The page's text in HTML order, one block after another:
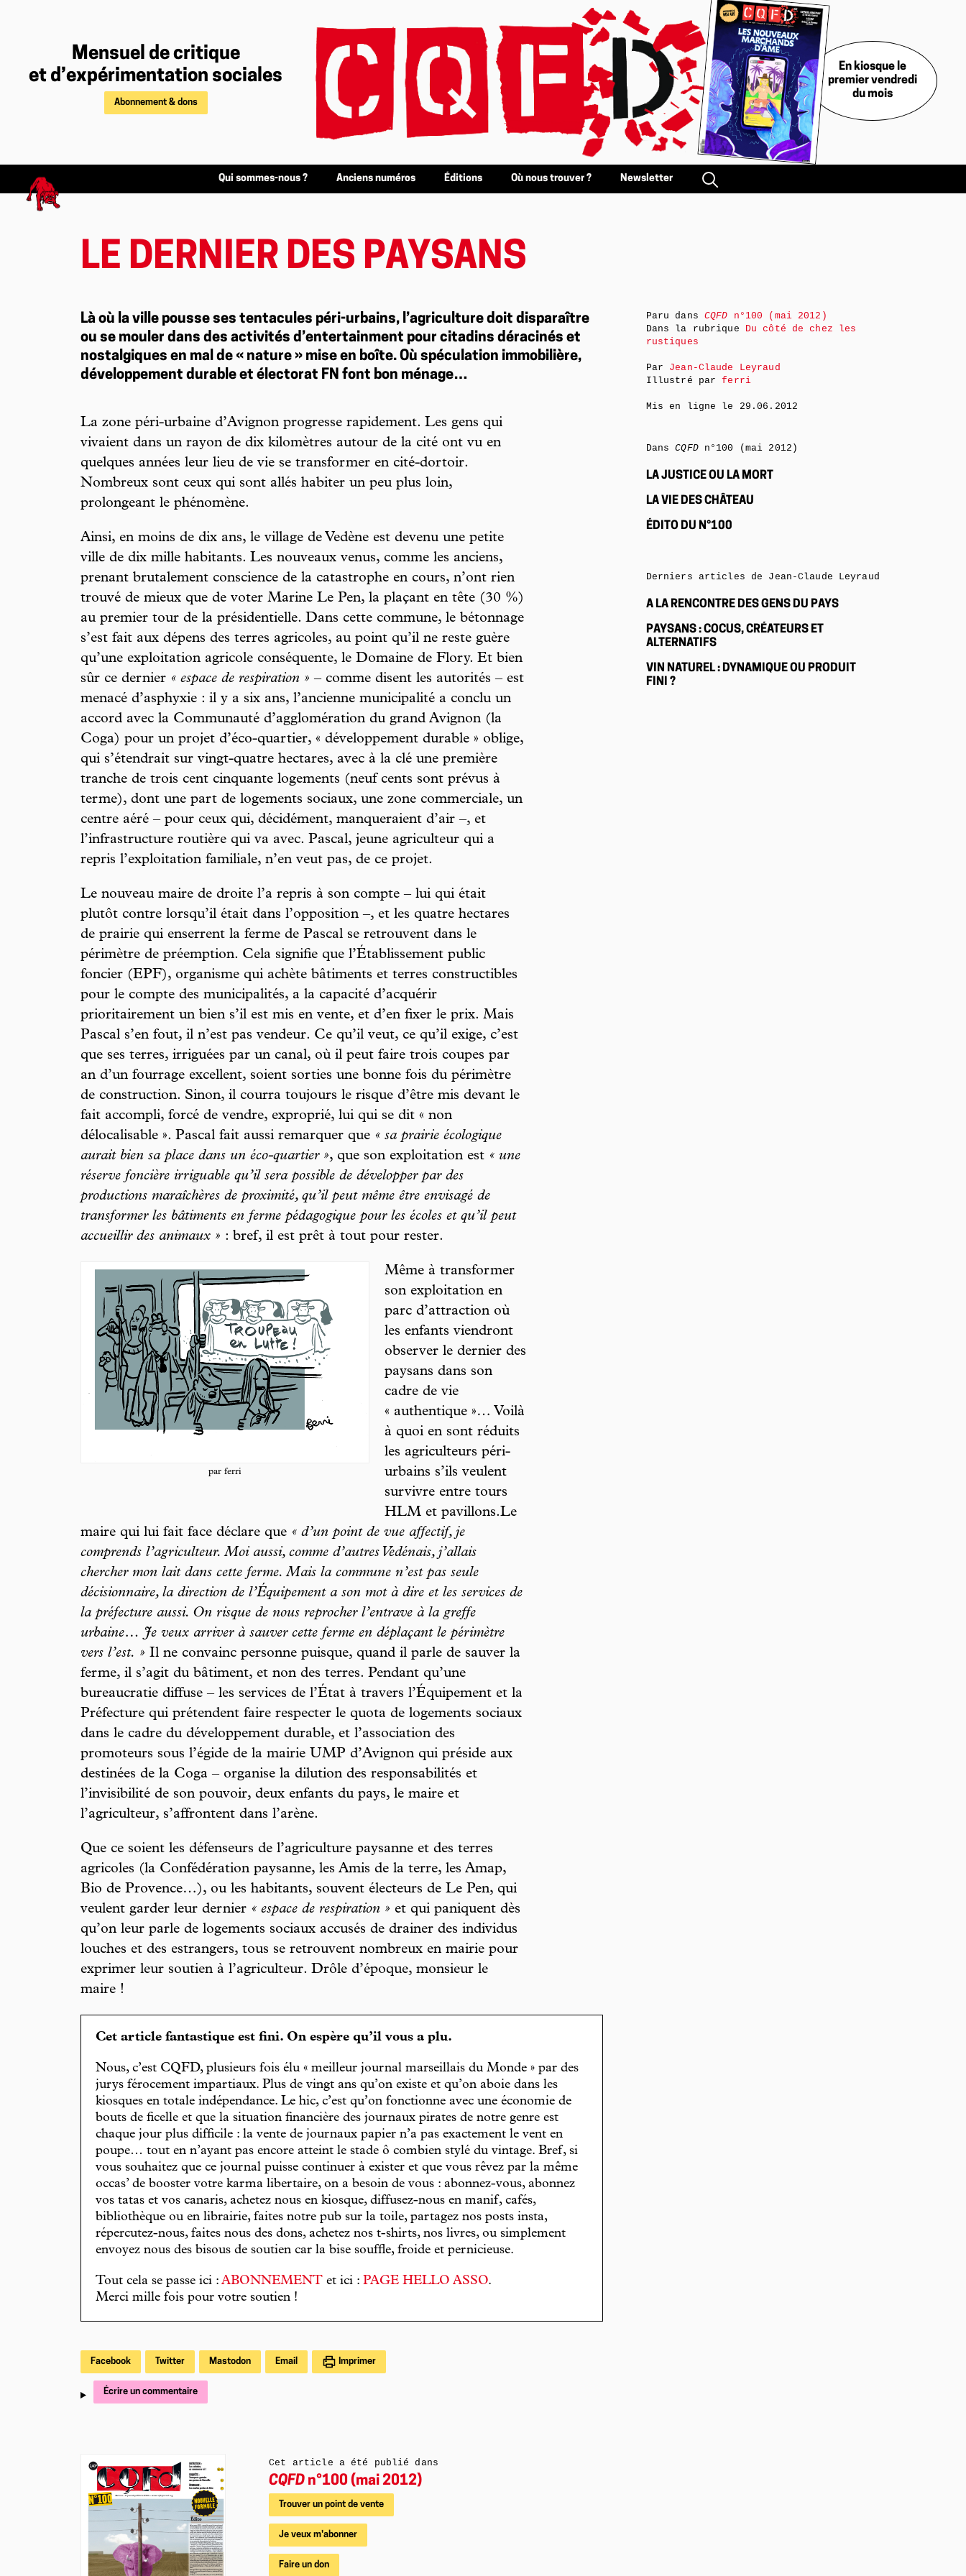
Mensuel de critique
et d’expérimentation sociales
Abonnement & dons
En kiosque le
premier vendredi
du mois
Qui sommes-nous ? Anciens numéros Éditions Où nous trouver ? Newsletter
LE DERNIER DES PAYSANS
Là où la ville pousse ses tentacules péri-urbains, l’agriculture doit disparaître
ou se mouler dans des activités d’entertainment pour citadins déracinés et
nostalgiques en mal de « nature » mise en boîte. Où spéculation immobilière,
développement durable et électorat FN font bon ménage…
La zone péri-urbaine d’Avignon progresse rapidement. Les gens qui
vivaient dans un rayon de dix kilomètres autour de la cité ont vu en
quelques années leur lieu de vie se transformer en cité-dortoir.
Nombreux sont ceux qui sont allés habiter un peu plus loin,
prolongeant le phénomène.
Ainsi, en moins de dix ans, le village de Vedène est devenu une petite
ville de dix mille habitants. Les nouveaux venus, comme les anciens,
prenant brutalement conscience de la catastrophe en cours, n’ont rien
trouvé de mieux que de voter Marine Le Pen, la plaçant en tête (30 %)
au premier tour de la présidentielle. Dans cette commune, le bétonnage
s’est fait aux dépens des terres agricoles, au point qu’il ne reste guère
qu’une exploitation agricole conséquente, le Domaine de Flory. Et bien
sûr ce dernier « espace de respiration »– comme disent les autorités – est
menacé d’asphyxie : il y a six ans, l’ancienne municipalité a conclu un
accord avec la Communauté d’agglomération du grand Avignon (la
Coga) pour un projet d’éco-quartier, « développement durable » oblige,
qui s’étendrait sur vingt-quatre hectares, avec à la clé une première
tranche de trois cent cinquante logements (neuf cents sont prévus à
terme), dont une part de logements sociaux, une zone commerciale, un
centre aéré – pour ceux qui, décidément, manqueraient d’air –, et
l’infrastructure routière qui va avec. Pascal, jeune agriculteur qui a
repris l’exploitation familiale, n’en veut pas, de ce projet.
Le nouveau maire de droite l’a repris à son compte – lui qui était
plutôt contre lorsqu’il était dans l’opposition –, et les quatre hectares
de prairie qui enserrent la ferme de Pascal se retrouvent dans le
périmètre de préemption. Cela signifie que l’Établissement public
foncier (EPF), organisme qui achète bâtiments et terres constructibles
pour le compte des municipalités, a la capacité d’acquérir
prioritairement un bien s’il est mis en vente, et d’en fixer le prix. Mais
Pascal s’en fout, il n’est pas vendeur. Ce qu’il veut, ce qu’il exige, c’est
que ses terres, irriguées par un canal, où il peut faire trois coupes par
an d’un fourrage excellent, soient sorties une bonne fois du périmètre
de construction. Sinon, il courra toujours le risque d’être mis devant le
fait accompli, forcé de vendre, exproprié, lui qui se dit « non
délocalisable ». Pascal fait aussi remarquer que « sa prairie écologique
aurait bien sa place dans un éco-quartier », que son exploitation est « une
réserve foncière irriguable qu’il sera possible de développer par des
productions maraîchères de proximité, qu’il peut même être envisagé de
transformer les bâtiments en ferme pédagogique pour les écoles et qu’il peut
accueillir des animaux » : bref, il est prêt à tout pour rester.
par ferri
Même à transformer
son exploitation en
parc d’attraction où
les enfants viendront
observer le dernier des
paysans dans son
cadre de vie
« authentique »… Voilà
à quoi en sont réduits
les agriculteurs péri-
urbains s’ils veulent
survivre entre tours
HLM et pavillons.Le
maire qui lui fait face déclare que « d’un point de vue affectif, je
comprends l’agriculteur. Moi aussi, comme d’autres Vedénais, j’allais
chercher mon lait dans cette ferme. Mais la commune n’est pas seule
décisionnaire, la direction de l’Équipement a son mot à dire et les services de
la préfecture aussi. On risque de nous reprocher l’entrave à la greffe
urbaine… Je veux arriver à sauver cette ferme en déplaçant le périmètre
vers l’est. » Il ne convainc personne puisque, quand il parle de sauver la
ferme, il s’agit du bâtiment, et non des terres. Pendant qu’une
bureaucratie diffuse – les services de l’État à travers l’Équipement et la
Préfecture qui prétendent faire respecter le quota de logements sociaux
dans le cadre du développement durable, et l’association des
promoteurs sous l’égide de la mairie UMP d’Avignon qui préside aux
destinées de la Coga – organise la dilution des responsabilités et
l’invisibilité de son pouvoir, deux enfants du pays, le maire et
l’agriculteur, s’affrontent dans l’arène.
Que ce soient les défenseurs de l’agriculture paysanne et des terres
agricoles (la Confédération paysanne, les Amis de la terre, les Amap,
Bio de Provence…), ou les habitants, souvent électeurs de Le Pen, qui
veulent garder leur dernier « espace de respiration » et qui paniquent dès
qu’on leur parle de logements sociaux accusés de drainer des individus
louches et des estrangers, tous se retrouvent nombreux en mairie pour
exprimer leur soutien à l’agriculteur. Drôle d’époque, monsieur le
maire !
Cet article fantastique est fini. On espère qu’il vous a plu.
Nous, c’est CQFD, plusieurs fois élu « meilleur journal marseillais du Monde » par des
jurys férocement impartiaux. Plus de vingt ans qu’on existe et qu’on aboie dans les
kiosques en totale indépendance. Le hic, c’est qu’on fonctionne avec une économie de
bouts de ficelle et que la situation financière des journaux pirates de notre genre est
chaque jour plus difficile : la vente de journaux papier n’a pas exactement le vent en
poupe… tout en n’ayant pas encore atteint le stade ô combien stylé du vintage. Bref, si
vous souhaitez que ce journal puisse continuer à exister et que vous rêvez par la même
occas’ de booster votre karma libertaire, on a besoin de vous : abonnez-vous, abonnez
vos tatas et vos canaris, achetez nous en kiosque, diffusez-nous en manif, cafés,
bibliothèque ou en librairie, faites notre pub sur la toile, partagez nos posts insta,
répercutez-nous, faites nous des dons, achetez nos t-shirts, nos livres, ou simplement
envoyez nous des bisous de soutien car la bise souffle, froide et pernicieuse.
Tout cela se passe ici : ABONNEMENT et ici : PAGE HELLO ASSO.
Merci mille fois pour votre soutien !
Facebook Twitter Mastodon Email Imprimer
Écrire un commentaire
Cet article a été publié dans
CQFD n°100 (mai 2012)
Trouver un point de vente
Je veux m'abonner
Faire un don
Paru dans CQFD n°100 (mai 2012)
Dans la rubrique Du côté de chez les
rustiques
Par Jean-Claude Leyraud
Illustré parferri
Mis en ligne le 29.06.2012
DansCQFDn°100 (mai 2012)
LA JUSTICE OU LA MORT
LA VIE DES CHÂTEAU
ÉDITO DU N°100
Derniers articles de Jean-Claude Leyraud
A LA RENCONTRE DES GENS DU PAYS
PAYSANS : COCUS, CRÉATEURS ET
ALTERNATIFS
VIN NATUREL : DYNAMIQUE OU PRODUIT
FINI ?